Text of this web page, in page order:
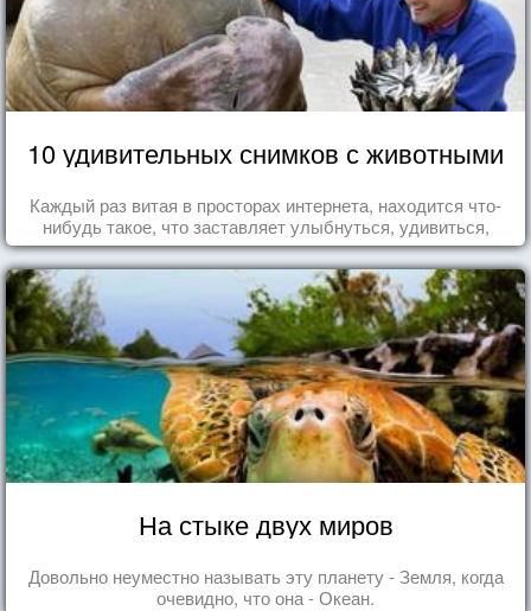
10 удивительных снимков с животными
Каждый раз витая в просторах интернета, находится что-
нибудь такое, что заставляет улыбнуться, удивиться,
восхититься...
На стыке двух миров
Довольно неуместно называть эту планету - Земля, когда
очевидно, что она - Океан.